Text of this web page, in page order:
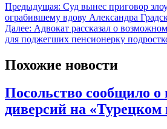
Предыдущая: Суд вынес приговор
ограбившему вдову Александра
Далее: Адвокат рассказал о
для поджегших пенсионерку
Похожие новости
Посольство сообщило
диверсий на «Турецком